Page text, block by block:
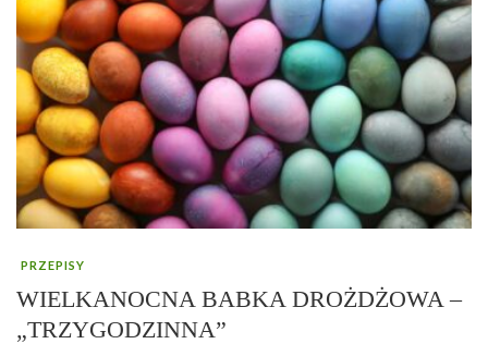
PRZEPISY
WIELKANOCNA BABKA DROŻDŻOWA –
„TRZYGODZINNA”